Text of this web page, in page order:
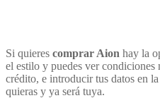
Si quieres comprar Aion hay la
el estilo y puedes ver condiciones
crédito, e introducir tus datos en
quieras y ya será tuya.